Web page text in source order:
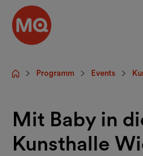
Zum Hauptinhalt springen
StartseiteProgramm Events
Mit Baby in
Kunsthalle